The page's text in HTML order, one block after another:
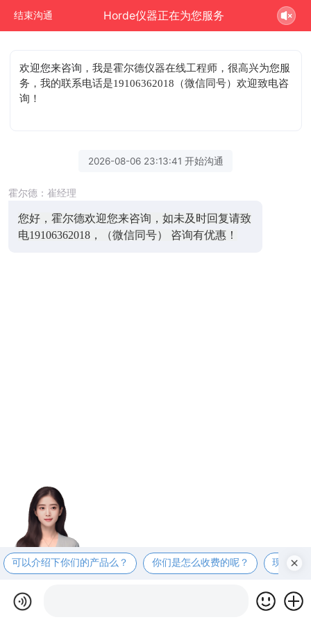
结束沟通 Horde仪器正在为您服务
欢迎您来咨询 ，我是霍尔德仪器在线工程师，很高兴为您服
务，我的联系电话是19106362018（微信同号）欢迎致电咨
询！
2026-08-06 23:13:41 开始沟通
霍尔德：崔经理
您好，霍尔德欢迎您来咨询，如未及时回复请致
电19106362018，（微信同号） 咨询有优惠！
可以介绍下你们的产品么？ 你们是怎么收费的呢？ 现在有